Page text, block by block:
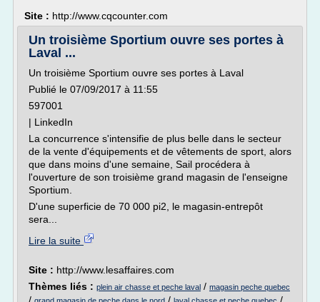
Site : http://www.cqcounter.com
Un troisième Sportium ouvre ses portes à
Laval ...
Un troisième Sportium ouvre ses portes à Laval
Publié le 07/09/2017 à 11:55
597001
| LinkedIn
La concurrence s'intensifie de plus belle dans le secteur
de la vente d'équipements et de vêtements de sport, alors
que dans moins d'une semaine, Sail procédera à
l'ouverture de son troisième grand magasin de l'enseigne
Sportium.
D'une superficie de 70 000 pi2, le magasin-entrepôt
sera...
Lire la suite
Site : http://www.lesaffaires.com
Thèmes liés : plein air chasse et peche laval / magasin peche quebec